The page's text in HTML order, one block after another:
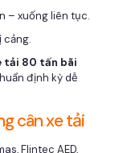
– xuống liên tục.
cảng.
tải 80 tấn bãi
định kỳ dễ
cân xe tải
Flintec AED,